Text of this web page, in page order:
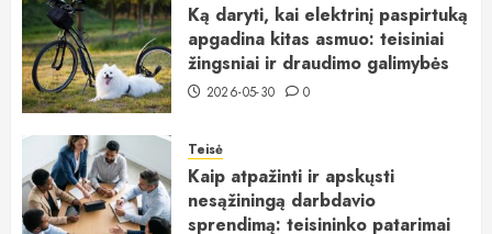
Ką daryti, kai elektrinį paspirtuką
apgadina kitas asmuo: teisiniai
žingsniai ir draudimo galimybės
2026-05-30 0
Teisė
Kaip atpažinti ir apskųsti
nesąžiningą darbdavio
sprendimą: teisininko patarimai